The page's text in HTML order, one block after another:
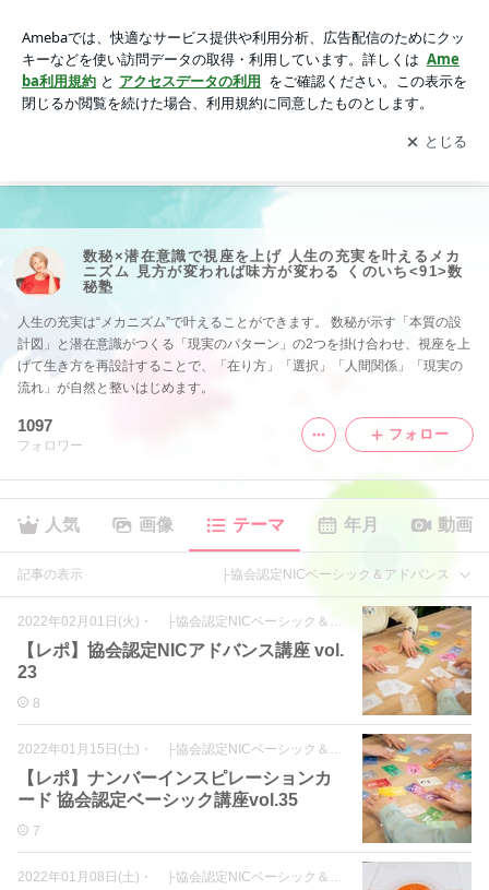
座を上げ 人生の充実を叶えるメカニズム 見方が変われば味方
が変わる くのいち<91>数秘塾
アプリをダウンロードして ブログの更新通知
を受け取りまし
ょう。
開く
数秘×潜在意識で視座を上げ 人生の充実を叶えるメカ
ニズム 見方が変われば味方が変わる くのいち<91>数
秘塾
人生の充実は“メカニズム”で叶えることができます。 数秘が示す「本質の設
計図」と潜在意識がつくる「現実のパターン」の2つを掛け合わせ、視座を上
げて生き方を再設計することで、「在り方」「選択」「人間関係」「現実の
流れ」が自然と整いはじめます。
1097
フォロワー
フォロー
人気 画像 テーマ 年月 動画
記事の表示 ├協会認定NICベーシック＆アドバンス
2022年02月01日(火) ・ ├協会認定NICベーシック＆アドバンス
【レポ】協会認定NICアドバンス講座 vol.
23
8
2022年01月15日(土) ・ ├協会認定NICベーシック＆アドバンス
【レポ】ナンバーインスピレーションカ
ード 協会認定ベーシック講座vol.35
7
2022年01月08日(土) ・ ├協会認定NICベーシック＆アドバンス